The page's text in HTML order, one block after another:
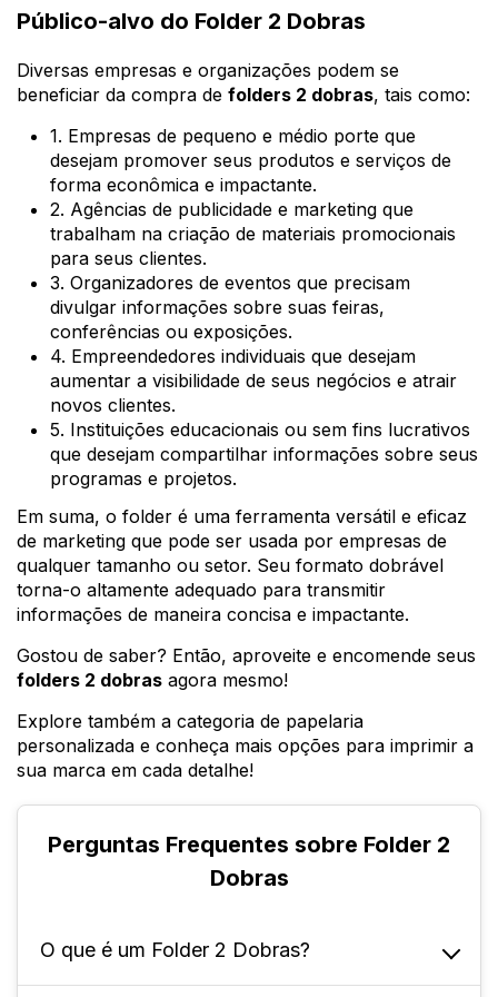
Público-alvo do Folder 2 Dobras
Diversas empresas e organizações podem se
beneficiar da compra de folders 2 dobras, tais como:
1. Empresas de pequeno e médio porte que
desejam promover seus produtos e serviços de
forma econômica e impactante.
2. Agências de publicidade e marketing que
trabalham na criação de materiais promocionais
para seus clientes.
3. Organizadores de eventos que precisam
divulgar informações sobre suas feiras,
conferências ou exposições.
4. Empreendedores individuais que desejam
aumentar a visibilidade de seus negócios e atrair
novos clientes.
5. Instituições educacionais ou sem fins lucrativos
que desejam compartilhar informações sobre seus
programas e projetos.
Em suma, o folder é uma ferramenta versátil e eficaz
de marketing que pode ser usada por empresas de
qualquer tamanho ou setor. Seu formato dobrável
torna-o altamente adequado para transmitir
informações de maneira concisa e impactante.
Gostou de saber? Então, aproveite e encomende seus
folders 2 dobras agora mesmo!
Explore também a categoria de papelaria
personalizada e conheça mais opções para imprimir a
sua marca em cada detalhe!
Perguntas Frequentes sobre Folder 2
Dobras
O que é um Folder 2 Dobras?